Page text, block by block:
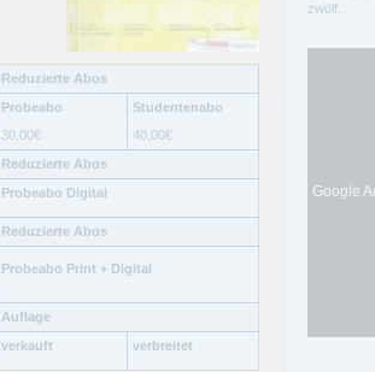
Reduzierte Abos
Probeabo
Studentenabo
30,00€ 40,00€
Reduzierte Abos
Probeabo Digital
Reduzierte Abos
Probeabo Print + Digital
Auflage
verkauft verbreitet
zwölf…
Google